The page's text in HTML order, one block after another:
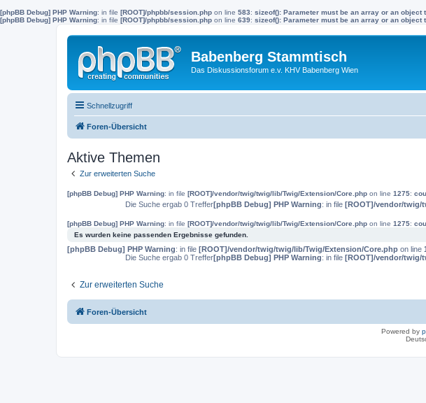
[phpBB Debug] PHP Warning: in file [ROOT]/phpbb/session.php on line 583: sizeof(): Parameter must be an array or an object
[phpBB Debug] PHP Warning: in file [ROOT]/phpbb/session.php on line 639: sizeof(): Parameter must be an array or an object
Babenberg Stammtisch
Das Diskussionsforum e.v. KHV Babenberg Wien
Schnellzugriff
Foren-Übersicht
Aktive Themen
Zur erweiterten Suche
[phpBB Debug] PHP Warning: in file [ROOT]/vendor/twig/twig/lib/Twig/Extension/Core.php on line 1275:
Die Suche ergab 0 Treffer[phpBB Debug] PHP Warning: in file [ROOT]/vendor/twig/
[phpBB Debug] PHP Warning: in file [ROOT]/vendor/twig/twig/lib/Twig/Extension/Core.php on line 1275:
Es wurden keine passenden Ergebnisse gefunden.
[phpBB Debug] PHP Warning: in file [ROOT]/vendor/twig/twig/lib/Twig/Extension/Core.php on line
Die Suche ergab 0 Treffer[phpBB Debug] PHP Warning: in file [ROOT]/vendor/twig/
Zur erweiterten Suche
Foren-Übersicht
Powered by